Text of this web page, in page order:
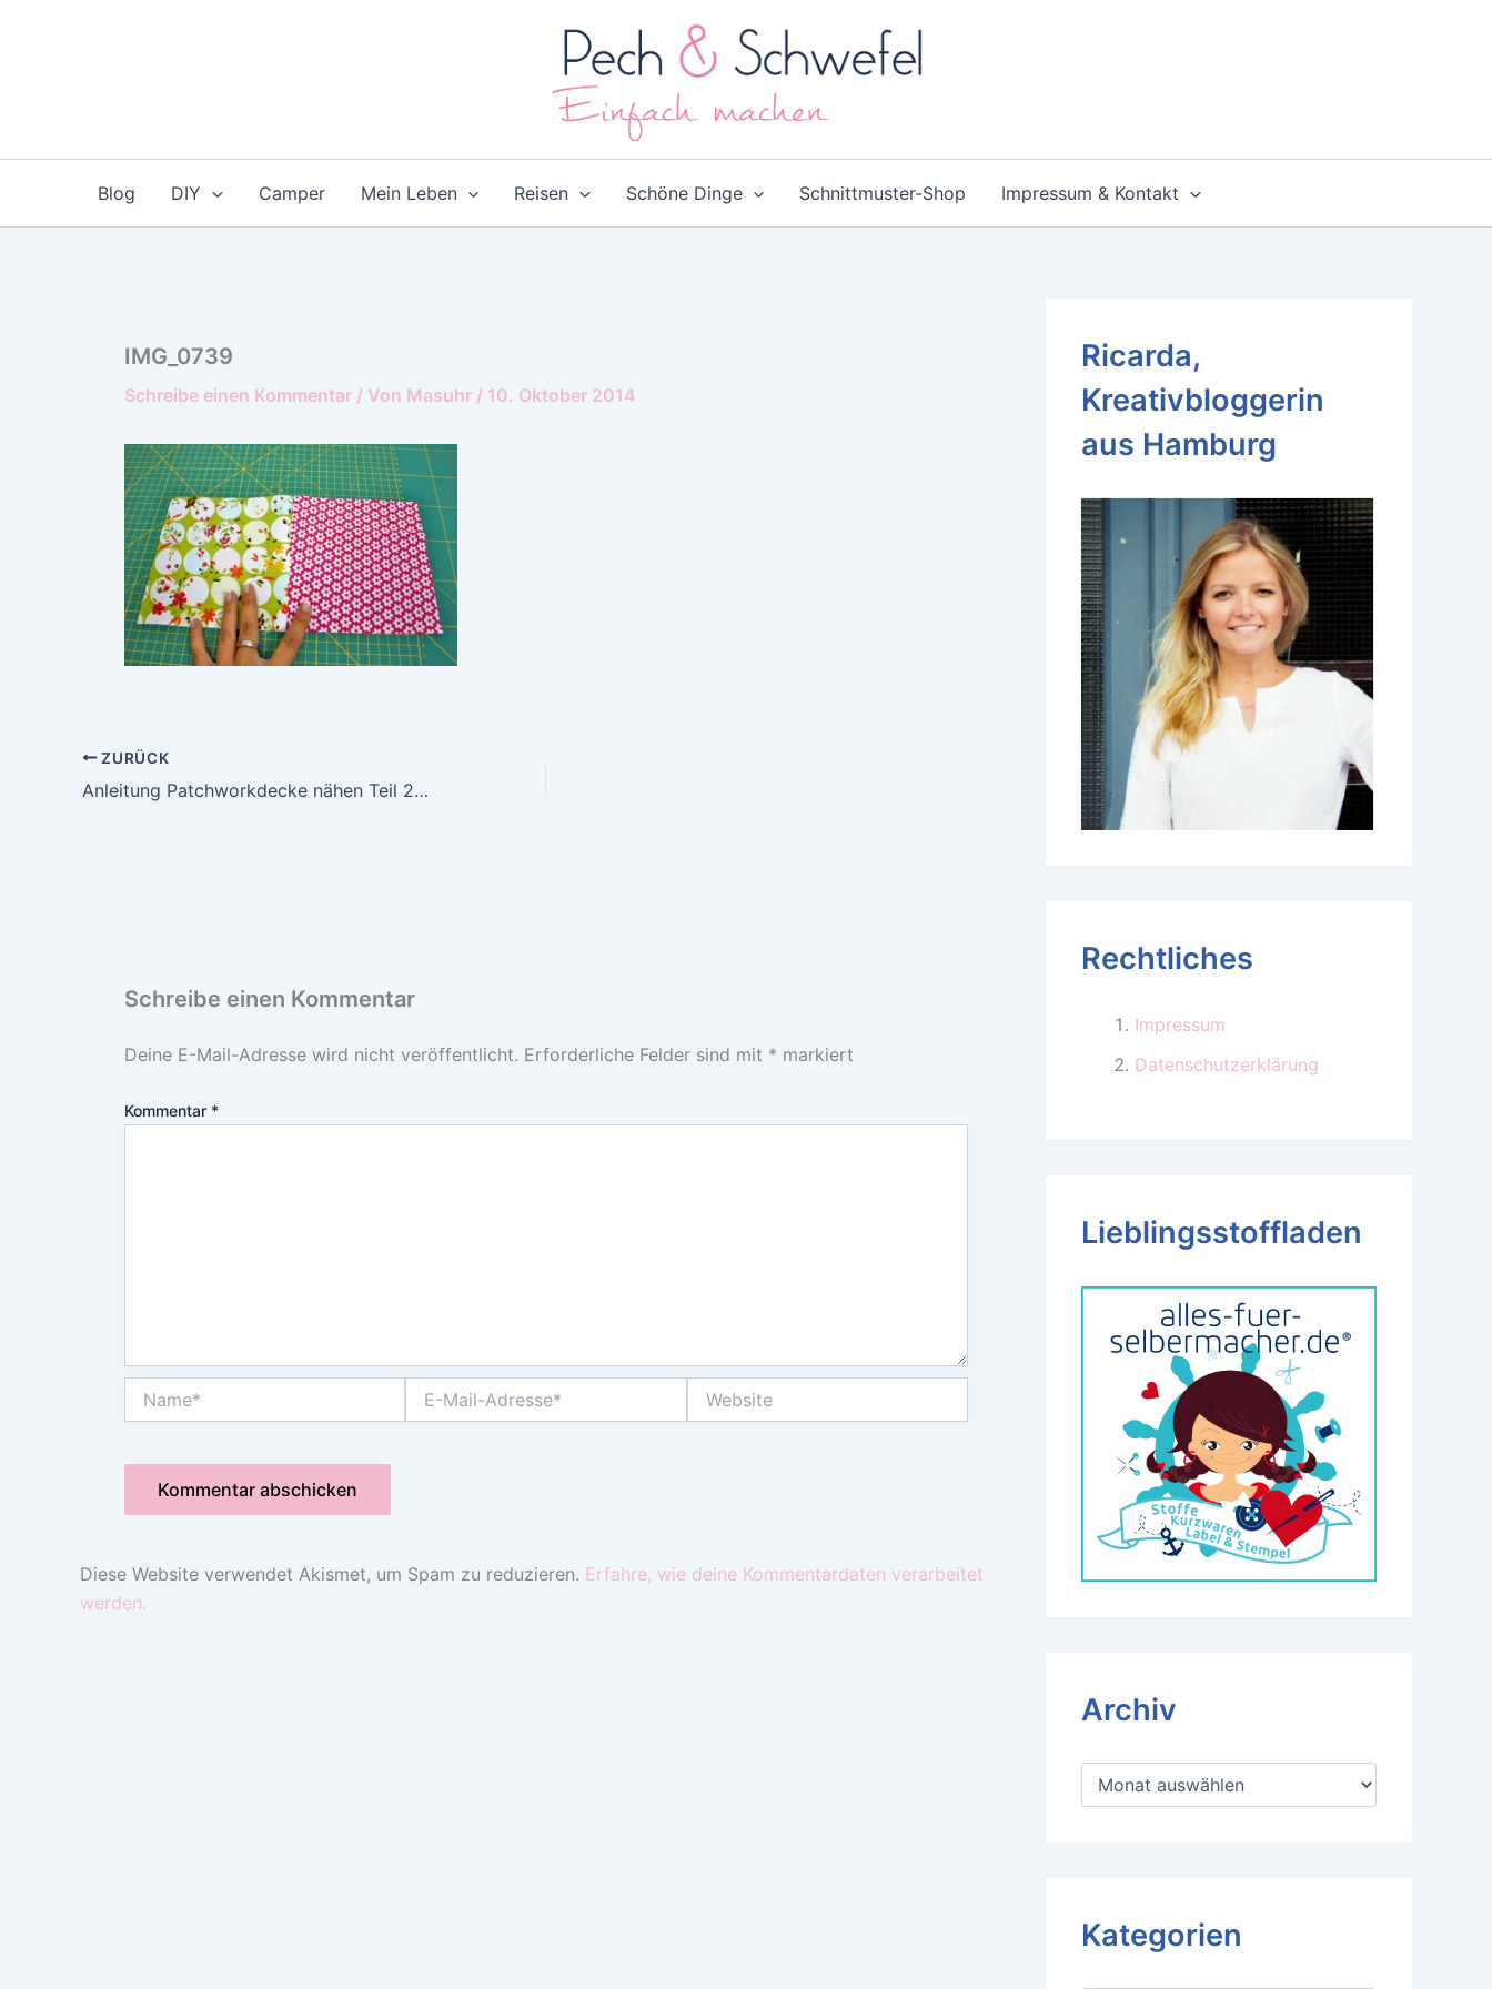
Blog DIY Camper Mein Leben Reisen Schöne Dinge Schnittmuster-Shop Impressum & Kontakt
IMG_0739
Schreibe einen Kommentar / Von Masuhr / 10. Oktober 2014
ZURÜCK
Anleitung Patchworkdecke nähen Teil 2 – Von Stoffstücken zum fertigen Top
Schreibe einen Kommentar
Deine E-Mail-Adresse wird nicht veröffentlicht. Erforderliche Felder sind mit * markiert
Kommentar *
Mail-
Diese Website verwendet Akismet, um Spam zu reduzieren. Erfahre, wie deine Kommentardaten verarbeitet
werden.
Ricarda,
Kreativbloggerin
aus Hamburg
Rechtliches
Impressum
Datenschutzerklärung
Lieblingsstoffladen
Archiv
A
Kategorien